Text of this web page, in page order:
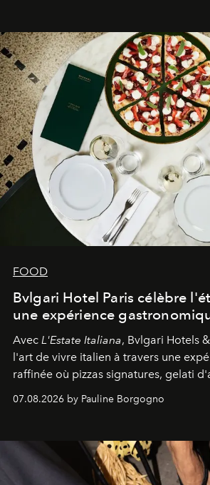
FOOD
Bvlgari Hotel Paris célèbre
une expérience
Avec L'Estate Italiana, Bvlgari Hotels
l'art de vivre italien à travers une
raffinée où pizzas signatures, gelati
07.08.2026 by Pauline Borgogno